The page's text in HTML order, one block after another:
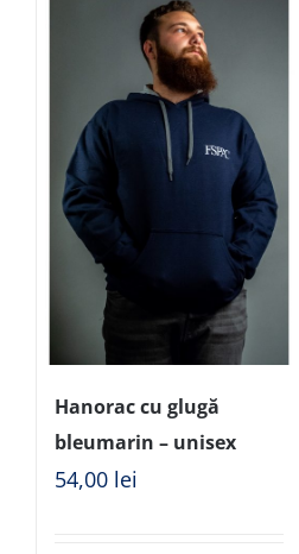
Hanorac cu glugă
bleumarin – unisex
54,00 lei